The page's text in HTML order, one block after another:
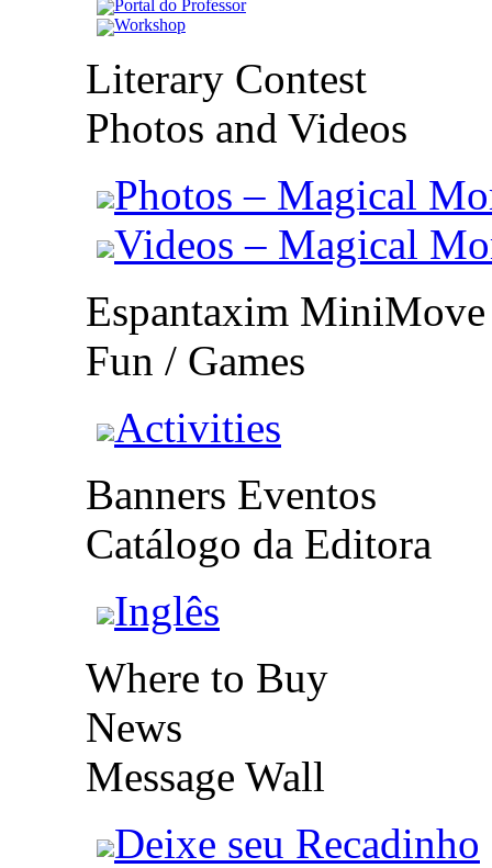
Portal do Professor
Workshop
Literary Contest
Photos and Videos
Photos – Magical
Videos – Magical
Espantaxim MiniMove
Fun / Games
Activities
Banners Eventos
Catálogo da Editora
Inglês
Where to Buy
News
Message Wall
Deixe seu Recadinho